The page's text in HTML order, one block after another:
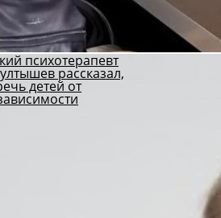
психотерапевт
рассказал,
детей от